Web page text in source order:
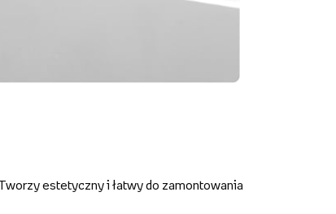
estetyczny i łatwy do zamontowania